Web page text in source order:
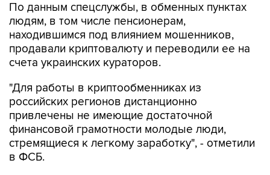
По данным спецслужбы, в обменных пунктах
людям, в том числе пенсионерам,
находившимся под влиянием мошенников,
продавали криптовалюту и переводили ее на
счета украинских кураторов.
"Для работы в криптообменниках из
российских регионов дистанционно
привлечены не имеющие достаточной
финансовой грамотности молодые люди,
стремящиеся к легкому заработку", - отметили
в ФСБ.